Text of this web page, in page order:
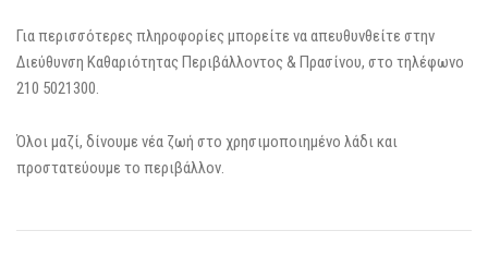
Για περισσότερες πληροφορίες μπορείτε να απευθυνθείτε στην
Διεύθυνση Καθαριότητας Περιβάλλοντος & Πρασίνου, στο τηλέφωνο
210 5021300.
Όλοι μαζί, δίνουμε νέα ζωή στο χρησιμοποιημένο λάδι και
προστατεύουμε το περιβάλλον.